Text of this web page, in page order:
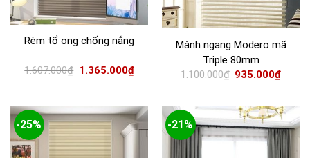
Rèm tổ ong chống nắng
1.607.000₫ 1.365.000₫
Mành ngang Modero mã
Triple 80mm
1.100.000₫ 935.000₫
-25% -21%